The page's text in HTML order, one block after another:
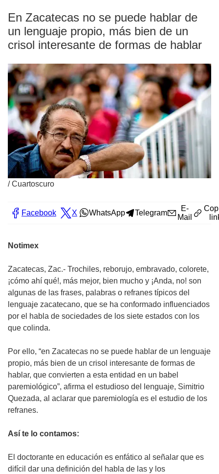
En Zacatecas no se puede hablar de
un lenguaje propio, más bien de un
crisol interesante de formas de hablar
/Cuartoscuro
Facebook X WhatsApp Telegram
E-
Mail
Notimex
Zacatecas, Zac.- Trochiles, reborujo, embravado, colorete,
¡cómo ahí qué!, más mejor, bien mucho y ¡Anda, no! son
algunas de las frases, palabras o refranes típicos del
lenguaje zacatecano, que se ha conformado influenciados
por el habla de sociedades de los siete estados con los
que colinda.
Por ello, “en Zacatecas no se puede hablar de un lenguaje
propio, más bien de un crisol interesante de formas de
hablar, que convierten a esta entidad en un babel
paremiológico”, afirma el estudioso del lenguaje, Simitrio
Quezada, al aclarar que paremiología es el estudio de los
refranes.
Así te lo contamos:
El doctorante en educación es enfático al señalar que es
difícil dar una definición del habla de las y los